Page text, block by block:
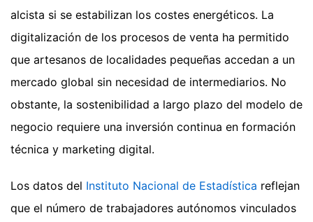
alcista si se estabilizan los costes energéticos. La
digitalización de los procesos de venta ha permitido
que artesanos de localidades pequeñas accedan a un
mercado global sin necesidad de intermediarios. No
obstante, la sostenibilidad a largo plazo del modelo de
negocio requiere una inversión continua en formación
técnica y marketing digital.
Los datos del Instituto Nacional de Estadística reflejan
que el número de trabajadores autónomos vinculados